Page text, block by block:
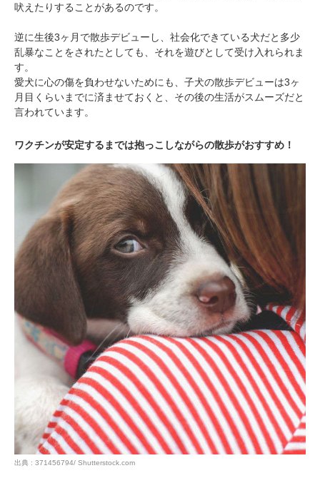
吠えたりすることがあるのです。
逆に生後3ヶ月で散歩デビューし、社会化できている犬だと多少
乱暴なことをされたとしても、それを遊びとして受け入れられま
す。
愛犬に心の傷を負わせないためにも、子犬の散歩デビューは3ヶ
月目くらいまでに済ませておくと、その後の生活がスムーズだと
言われています。
ワクチンが安定するまでは抱っこしながらの散歩がおすすめ！
出典 : 371456794/ Shutterstock.com